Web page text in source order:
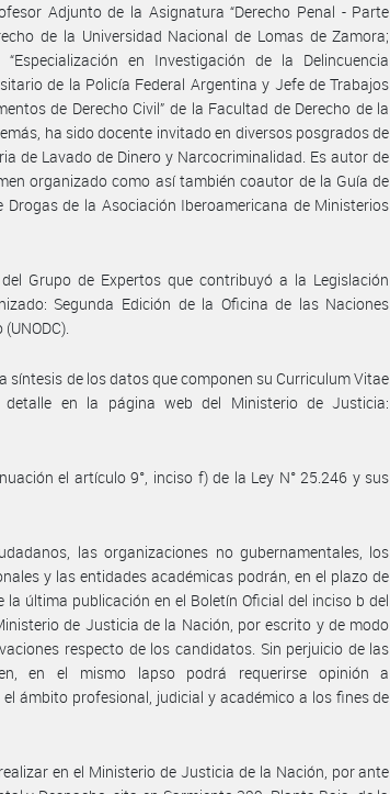
Adjunto de la Asignatura “Derecho Penal - Parte
de la Universidad Nacional de Lomas de Zamora;
en Investigación de la Delincuencia
de la Policía Federal Argentina y Jefe de Trabajos
de Derecho Civil” de la Facultad de Derecho de la
ha sido docente invitado en diversos posgrados de
de Lavado de Dinero y Narcocriminalidad. Es autor de
organizado como así también coautor de la Guía de
de la Asociación Iberoamericana de Ministerios
Grupo de Expertos que contribuyó a la Legislación
Segunda Edición de la Oficina de las Naciones
síntesis de los datos que componen su Curriculum Vitae
en la página web del Ministerio de Justicia:
el artículo 9°, inciso f) de la Ley N° 25.246 y sus
las organizaciones no gubernamentales, los
y las entidades académicas podrán, en el plazo de
última publicación en el Boletín Oficial del inciso b del
de Justicia de la Nación, por escrito y de modo
respecto de los candidatos. Sin perjuicio de las
en el mismo lapso podrá requerirse opinión a
ámbito profesional, judicial y académico a los fines de
en el Ministerio de Justicia de la Nación, por ante